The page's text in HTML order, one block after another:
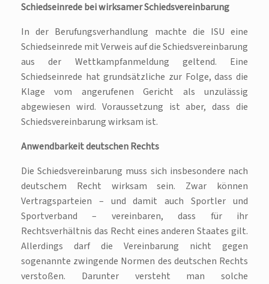
Schiedseinrede bei wirksamer Schiedsvereinbarung
In der Berufungsverhandlung machte die ISU eine
Schiedseinrede mit Verweis auf die Schiedsvereinbarung
aus der Wettkampfanmeldung geltend. Eine
Schiedseinrede hat grundsätzliche zur Folge, dass die
Klage vom angerufenen Gericht als unzulässig
abgewiesen wird. Voraussetzung ist aber, dass die
Schiedsvereinbarung wirksam ist.
Anwendbarkeit deutschen Rechts
Die Schiedsvereinbarung muss sich insbesondere nach
deutschem Recht wirksam sein. Zwar können
Vertragsparteien – und damit auch Sportler und
Sportverband – vereinbaren, dass für ihr
Rechtsverhältnis das Recht eines anderen Staates gilt.
Allerdings darf die Vereinbarung nicht gegen
sogenannte zwingende Normen des deutschen Rechts
verstoßen. Darunter versteht man solche